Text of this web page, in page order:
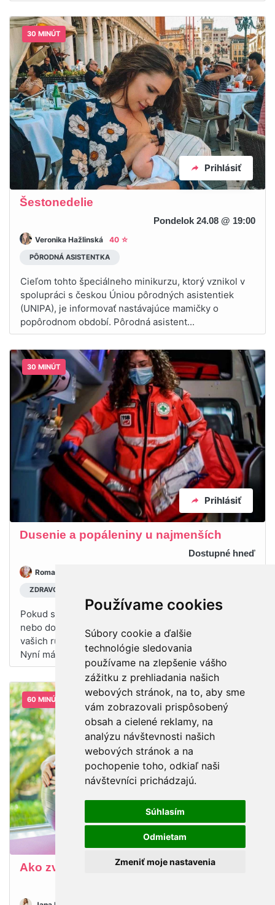
Používame cookies
Súbory cookie a ďalšie
technológie sledovania
používame na zlepšenie vášho
zážitku z prehliadania našich
webových stránok, na to, aby sme
vám zobrazovali prispôsobený
obsah a cielené reklamy, na
analýzu návštevnosti našich
webových stránok a na
pochopenie toho, odkiaľ naši
návštevníci prichádzajú.
Súhlasím
Odmietam
Zmeniť moje nastavenia
30 MINÚT
Prihlásiť
Šestonedelie
Pondelok 24.08 @ 19:00
Veronika Hažlinská 40 ☆
PÔRODNÁ ASISTENTKA
Cieľom tohto špeciálneho minikurzu, ktorý vznikol v
spolupráci s českou Úniou pôrodných asistentiek
(UNIPA), je informovať nastávajúce mamičky o
popôrodnom období. Pôrodná asistent...
30 MINÚT
Prihlásiť
Dusenie a popáleniny u najmenších
Dostupné hneď
Romana Kazdová
ZDRAVOTNÍ SESTRA
Pokud se vaše děťátko zraní nebo přestane dýchat
nebo dostane vysokou horečku, jeho život je ve
vašich rukou až do momentu, než přijde záchranka.
Nyní máte možnost absolvovat onlin...
60 MINÚT
Ako zvládnuť bolesť pri pôrode